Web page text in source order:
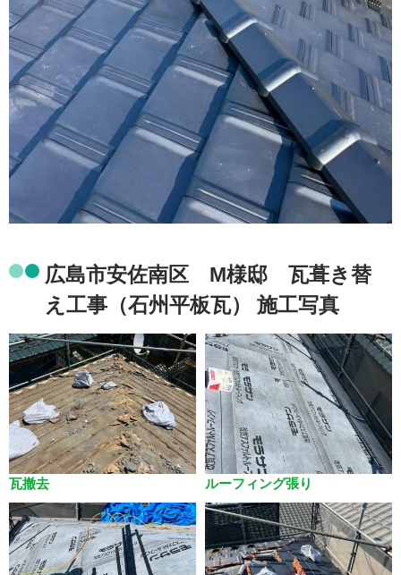
広島市安佐南区 M様邸 瓦葺き替
え工事（石州平板瓦） 施工写真
瓦撤去 ルーフィング張り